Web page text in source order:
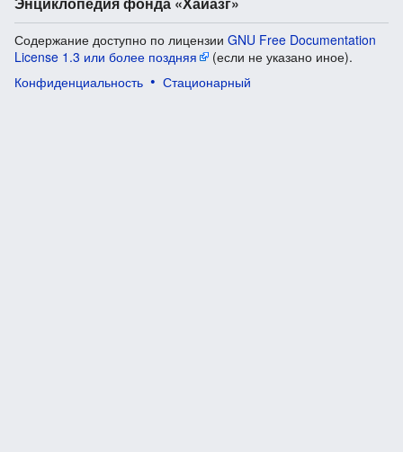
Содержание доступно по лицензии GNU Free Documentation
License 1.3 или более поздняя
(если не указано иное).
Конфиденциальность
Стационарный